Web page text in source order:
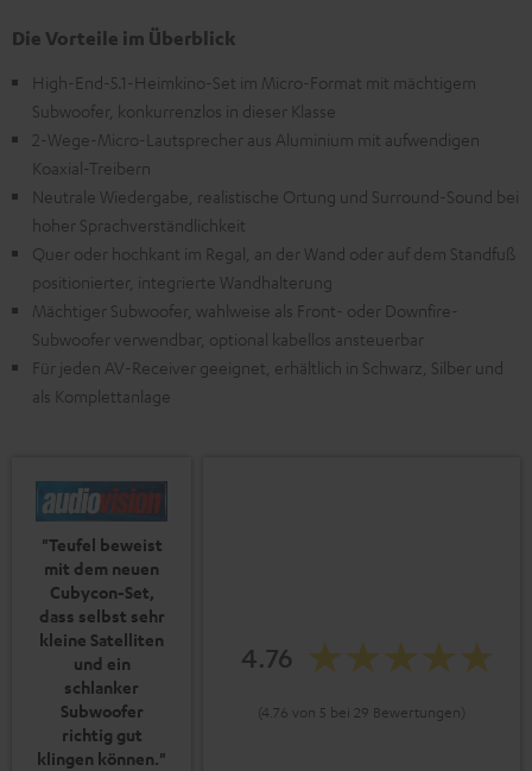
Die Vorteile im Überblick
High-End-5.1-Heimkino-Set im Micro-Format mit mächtigem
Subwoofer, konkurrenzlos in dieser Klasse
2-Wege-Micro-Lautsprecher aus Aluminium mit aufwendigen
Koaxial-Treibern
Neutrale Wiedergabe, realistische Ortung und Surround-Sound bei
hoher Sprachverständlichkeit
Quer oder hochkant im Regal, an der Wand oder auf dem Standfuß
positionierter, integrierte Wandhalterung
Mächtiger Subwoofer, wahlweise als Front- oder Downfire-
Subwoofer verwendbar, optional kabellos ansteuerbar
Für jeden AV-Receiver geeignet, erhältlich in Schwarz, Silber und
als Komplettanlage
"Teufel beweist
mit dem neuen
Cubycon-Set,
dass selbst sehr
kleine Satelliten
und ein
schlanker
Subwoofer
richtig gut
klingen können."
4.76
(4.76 von 5 bei 29 Bewertungen)